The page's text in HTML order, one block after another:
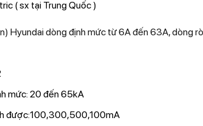
( sx tại Trung Quốc )
Hyundai dòng định mức từ 6A đến 63A, dòng
mức: 20 đến 65kA
được:100,300,500,100mA